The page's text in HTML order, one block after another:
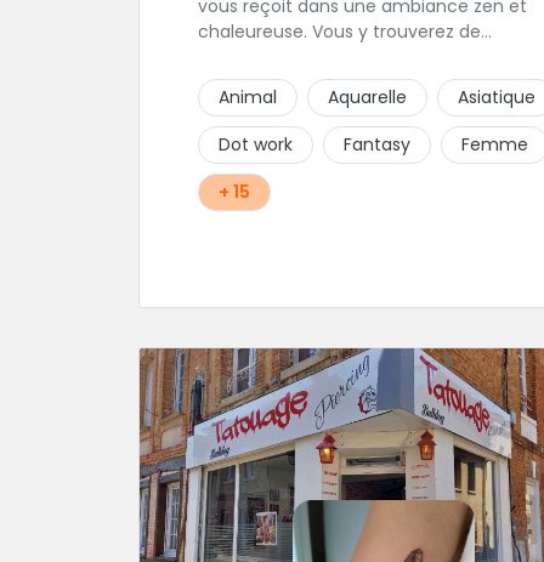
vous reçoit dans une ambiance zen et
chaleureuse. Vous y trouverez de
Polynesien et tous styles, mais aussi des
maquillages permanents/artistiques
que des prestations de Piercings.
Animal Aquarelle
Asiatique
Dot work
Fantasy
Femme
+ 15